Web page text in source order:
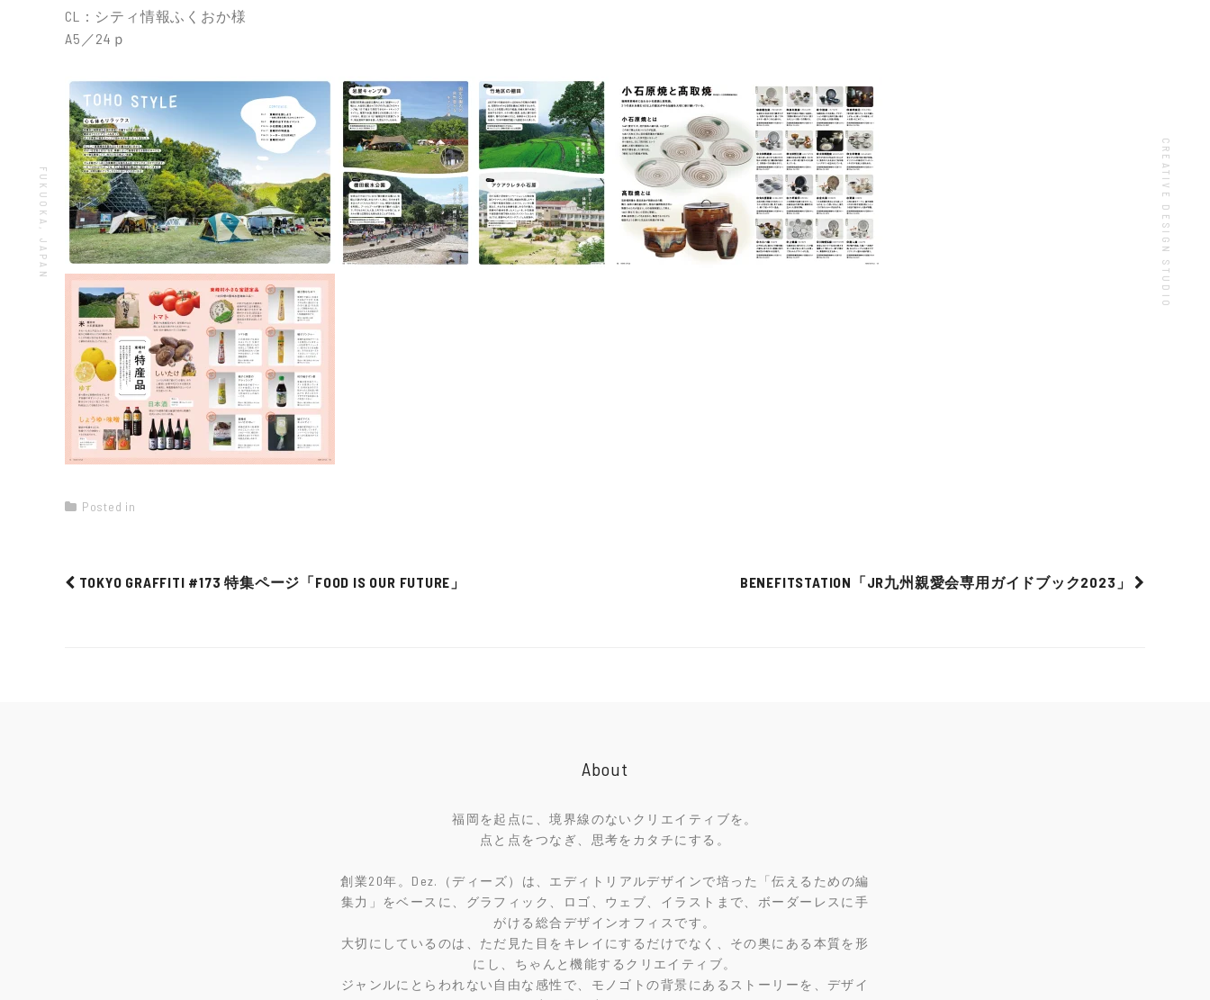
CL：シティ情報ふくおか様
A5／24ｐ
Posted in
TOKYO GRAFFITI #173 特集ページ「FOOD IS OUR FUTURE」 BENEFITSTATION「JR九州親愛会専用ガイドブック2023」
About
福岡を起点に、境界線のないクリエイティブを。
点と点をつなぎ、思考をカタチにする。
創業20年。Dez.（ディーズ）は、エディトリアルデザインで培った「伝えるための編
集力」をベースに、グラフィック、ロゴ、ウェブ、イラストまで、ボーダーレスに手
がける総合デザインオフィスです。
大切にしているのは、ただ見た目をキレイにするだけでなく、その奥にある本質を形
にし、ちゃんと機能するクリエイティブ。
ジャンルにとらわれない自由な感性で、モノゴトの背景にあるストーリーを、デザイ